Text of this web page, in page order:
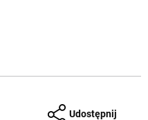
Udostępnij